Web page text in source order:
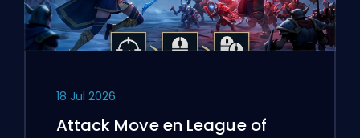
18 Jul 2026
Attack Move en League of